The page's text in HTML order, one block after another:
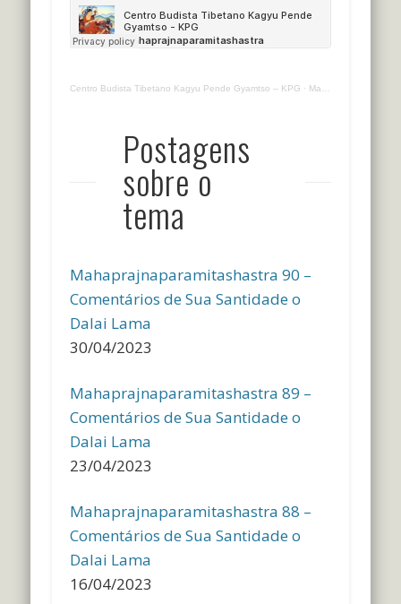
Centro Budista Tibetano Kagyu Pende Gyamtso – KPG · Mahaprajnaparamitashastra
Postagens
sobre o
tema
Mahaprajnaparamitashastra 90 –
Comentários de Sua Santidade o
Dalai Lama
30/04/2023
Mahaprajnaparamitashastra 89 –
Comentários de Sua Santidade o
Dalai Lama
23/04/2023
Mahaprajnaparamitashastra 88 –
Comentários de Sua Santidade o
Dalai Lama
16/04/2023